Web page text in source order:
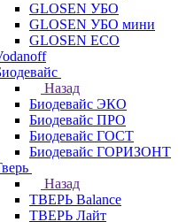
GLOSEN УБО
GLOSEN УБО мини
GLOSEN ECO
Назад
Биодевайс ЭКО
Биодевайс ПРО
Биодевайс ГОСТ
Биодевайс ГОРИЗОНТ
Назад
ТВЕРЬ Balance
ТВЕРЬ Лайт